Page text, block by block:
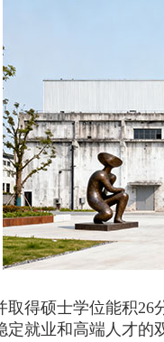
硕士学位能积26
就业和高端人才的